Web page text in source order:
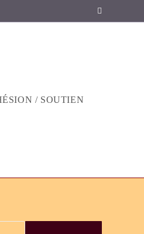
/ SOUTIEN